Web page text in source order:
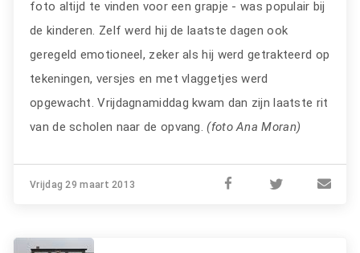
foto altijd te vinden voor een grapje - was populair bij
de kinderen. Zelf werd hij de laatste dagen ook
geregeld emotioneel, zeker als hij werd getrakteerd op
tekeningen, versjes en met vlaggetjes werd
opgewacht. Vrijdagnamiddag kwam dan zijn laatste rit
van de scholen naar de opvang. (foto Ana Moran)
Vrijdag 29 maart 2013